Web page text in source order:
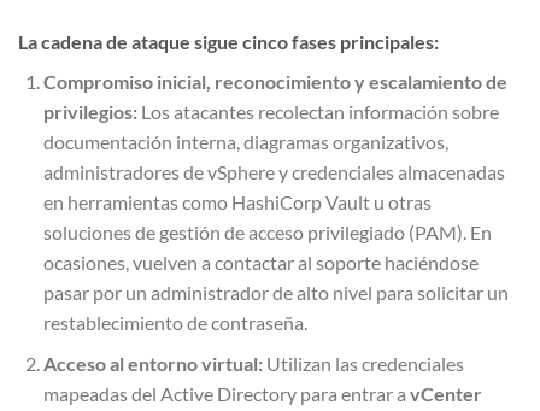
La cadena de ataque sigue cinco fases principales:
Compromiso inicial, reconocimiento y escalamiento de
privilegios:Los atacantes recolectan información sobre
documentación interna, diagramas organizativos,
administradores de vSphere y credenciales almacenadas
en herramientas como HashiCorp Vault u otras
soluciones de gestión de acceso privilegiado (PAM). En
ocasiones, vuelven a contactar al soporte haciéndose
pasar por un administrador de alto nivel para solicitar un
restablecimiento de contraseña.
Acceso al entorno virtual:Utilizan las credenciales
mapeadas del Active Directory para entrar a vCenter